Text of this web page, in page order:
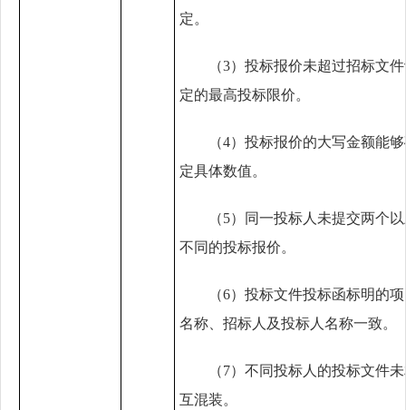
定。
（3） 投标报价未超过招标文
定的最高投标限价。
（4） 投标报价的大写金额能
定具体数值。
（5）
同一投标人未提交两个
不同的投标报价。
（6） 投标文件投标函标明的
名称、招标人及投标人名称一致。
（7） 不同投标人的投标文件
互混装。